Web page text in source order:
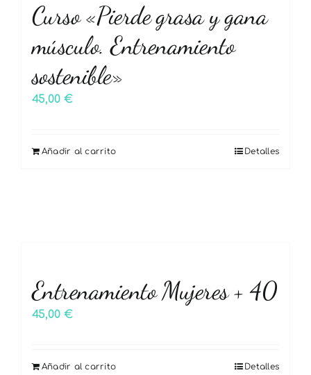
Curso «Pierde grasa y gana
músculo. Entrenamiento
sostenible»
45,00€
Añadir al carrito Detalles
Entrenamiento Mujeres + 40
45,00€
Añadir al carrito Detalles